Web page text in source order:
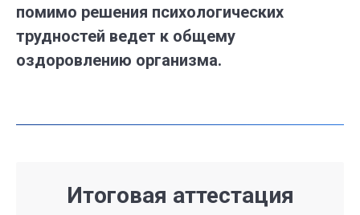
помимо решения психологических
трудностей ведет к общему
оздоровлению организма.
Итоговая аттестация